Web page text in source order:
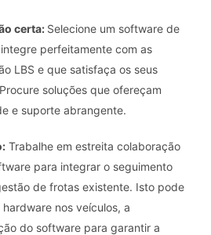
certa: Selecione um software de
perfeitamente com as
LBS e que satisfaça os seus
soluções que ofereçam
e suporte abrangente.
Trabalhe em estreita colaboração
para integrar o seguimento
de frotas existente. Isto pode
nos veículos, a
do software para garantir a